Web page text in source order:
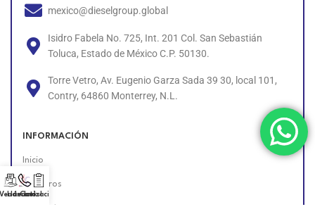
mexico@dieselgroup.global
Isidro Fabela No. 725, Int. 201 Col. San Sebastián
Toluca, Estado de México C.P. 50130.
Torre Vetro, Av. Eugenio Garza Sada 39 30, local 101,
Contry, 64860 Monterrey, N.L.
INFORMACIÓN
Inicio
Nosotros
Contacto
Llámanos!
Cotización